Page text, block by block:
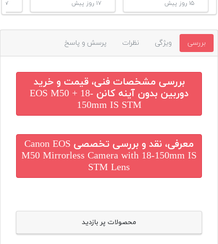
۱۵ روز پیش ۱۷ روز پیش ۱۷ روز پیش
بررسی ویژگی نظرات پرسش و پاسخ
بررسی مشخصات فنی، قیمت و خرید
دوربین بدون آینه کانن EOS M50 + 18-
150mm IS STM
معرفی، نقد و بررسی تخصصی Canon EOS
M50 Mirrorless Camera with 18-150mm IS
STM Lens
محصولات پر بازدید